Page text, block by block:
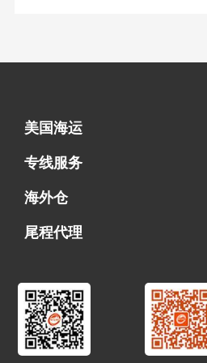
美国海运
海运拼柜
海运整柜
美国海卡
加拿大海运
专线服务
FBA专线直送
超大件专线
AWD专线
电池专线
海外仓
一件代发
FBA中转
贴标换标
拆柜/存储
尾程代理